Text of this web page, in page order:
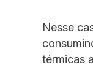
Nesse
térmicas